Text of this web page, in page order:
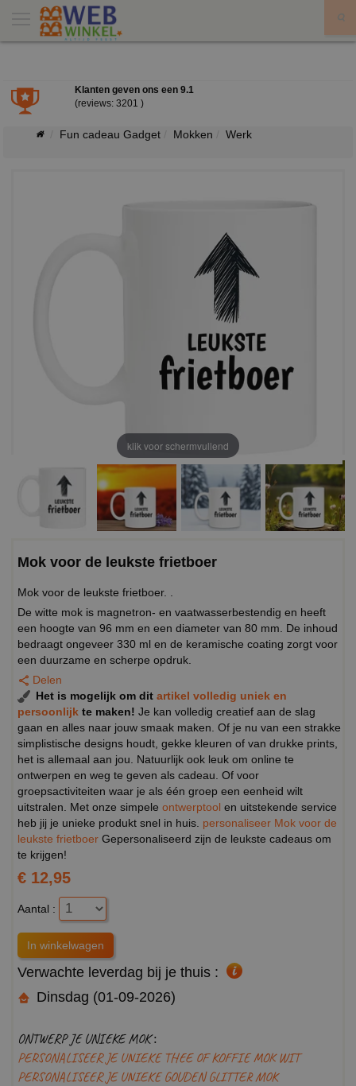
Klanten geven ons een 9.1
(reviews: 3201 )
Fun cadeau Gadget Mokken Werk
klik voor schermvullend
Mok voor de leukste frietboer
Mok voor de leukste frietboer. .
De witte mok is magnetron- en vaatwasserbestendig en heeft
een hoogte van 96 mm en een diameter van 80 mm. De inhoud
bedraagt ongeveer 330 ml en de keramische coating zorgt voor
een duurzame en scherpe opdruk.
Delen
Het is mogelijk om dit artikel volledig uniek en
persoonlijk te maken! Je kan volledig creatief aan de slag
gaan en alles naar jouw smaak maken. Of je nu van een strakke
simplistische designs houdt, gekke kleuren of van drukke prints,
het is allemaal aan jou. Natuurlijk ook leuk om online te
ontwerpen en weg te geven als cadeau. Of voor
groepsactiviteiten waar je als één groep een eenheid wilt
uitstralen. Met onze simpele ontwerptool en uitstekende service
heb jij je unieke produkt snel in huis. personaliseer Mok voor de
leukste frietboer Gepersonaliseerd zijn de leukste cadeaus om
te krijgen!
€ 12,95
Aantal :
Verwachte leverdag bij je thuis :
Dinsdag (01-09-2026)
ONTWERP JE UNIEKE MOK :
PERSONALISEER JE UNIEKE THEE OF KOFFIE MOK WIT
PERSONALISEER JE UNIEKE GOUDEN GLITTER MOK